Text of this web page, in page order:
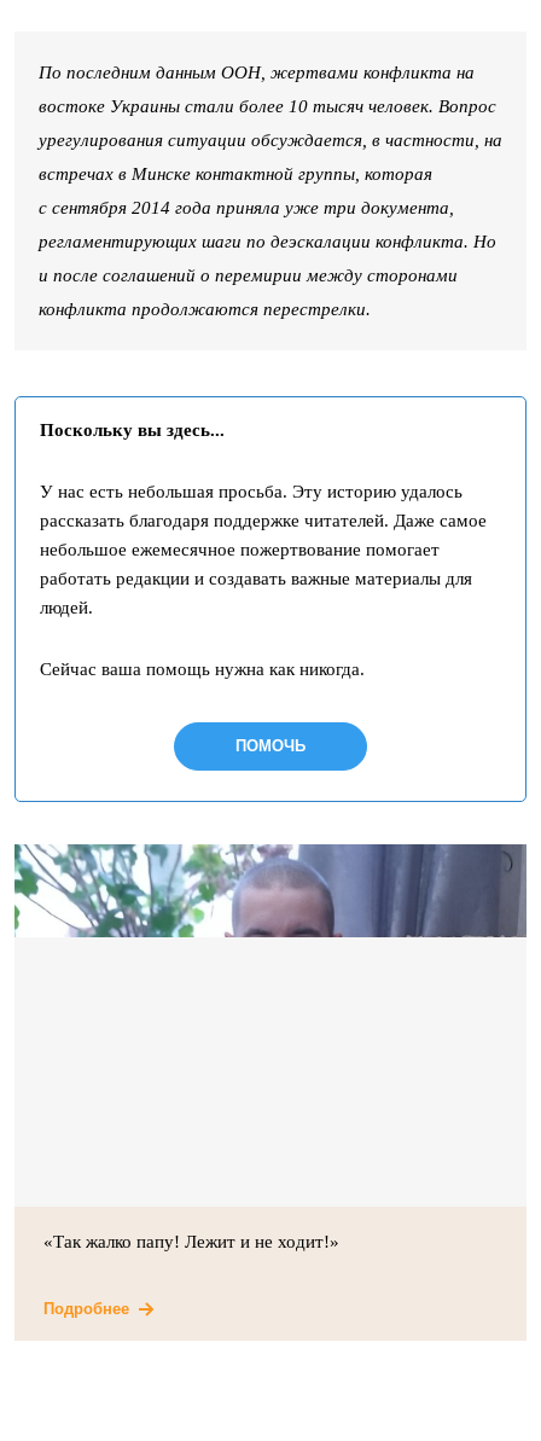
По последним данным ООН, жертвами конфликта на
востоке Украины стали более 10 тысяч человек. Вопрос
урегулирования ситуации обсуждается, в частности, на
встречах в Минске контактной группы, которая
с сентября 2014 года приняла уже три документа,
регламентирующих шаги по деэскалации конфликта. Но
и после соглашений о перемирии между сторонами
конфликта продолжаются перестрелки.
Поскольку вы здесь...
У нас есть небольшая просьба. Эту историю удалось
рассказать благодаря поддержке читателей. Даже самое
небольшое ежемесячное пожертвование помогает
работать редакции и создавать важные материалы для
людей.
Сейчас ваша помощь нужна как никогда.
ПОМОЧЬ
«Так жалко папу! Лежит и не ходит!»
Подробнее